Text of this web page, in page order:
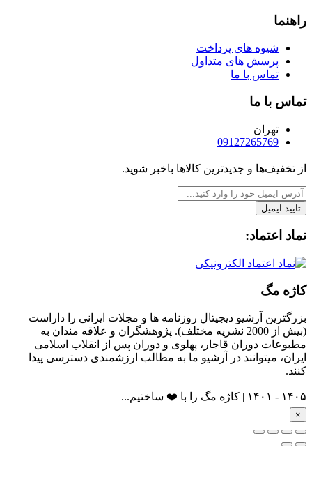
راهنما
شیوه های پرداخت
پرسش های متداول
تماس با ما
تماس با ما
تهران
09127265769
از تخفیف‌ها و جدیدترین‌ کالاها باخبر شوید.
تایید ایمیل
نماد اعتماد:
کاژه مگ
بزرگترین آرشیو دیجیتال روزنامه ها و مجلات ایرانی را داراست
(بیش از 2000 نشریه مختلف). پژوهشگران و علاقه مندان به
مطبوعات دوران قاجار، پهلوی و دوران پس از انقلاب اسلامی
ایران، میتوانند در آرشیو ما به مطالب ارزشمندی دسترسی پیدا
کنند.
۱۴۰۵ - ۱۴۰۱ | کاژه مگ را با ❤️ ساختیم...
×